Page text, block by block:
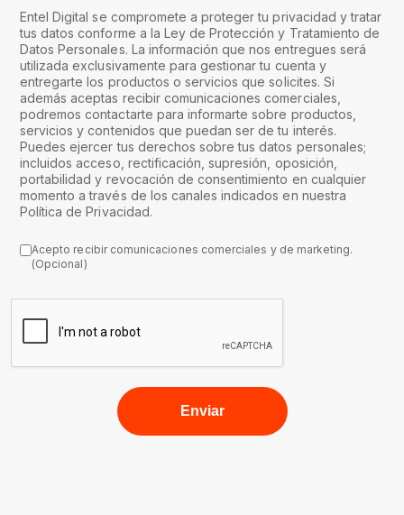
Entel Digital se compromete a proteger tu privacidad y tratar
tus datos conforme a la Ley de Protección y Tratamiento de
Datos Personales. La información que nos entregues será
utilizada exclusivamente para gestionar tu cuenta y
entregarte los productos o servicios que solicites. Si
además aceptas recibir comunicaciones comerciales,
podremos contactarte para informarte sobre productos,
servicios y contenidos que puedan ser de tu interés.
Puedes ejercer tus derechos sobre tus datos personales;
incluidos acceso, rectificación, supresión, oposición,
portabilidad y revocación de consentimiento en cualquier
momento a través de los canales indicados en nuestra
Política de Privacidad.
Acepto recibir comunicaciones comerciales y de marketing.
(Opcional)